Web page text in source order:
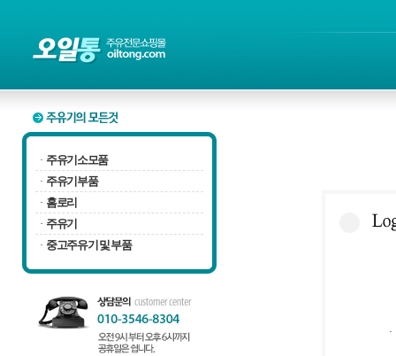
· 주유기소모품
· 주유기부품
· 홈로리
· 주유기
· 중고주유기 및 부품